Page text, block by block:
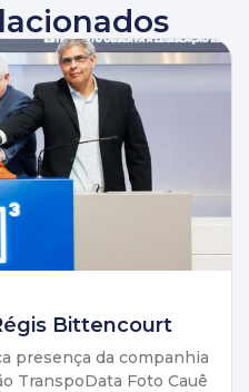
Bittencourt
presença da companhia
TranspoData Foto Cauê